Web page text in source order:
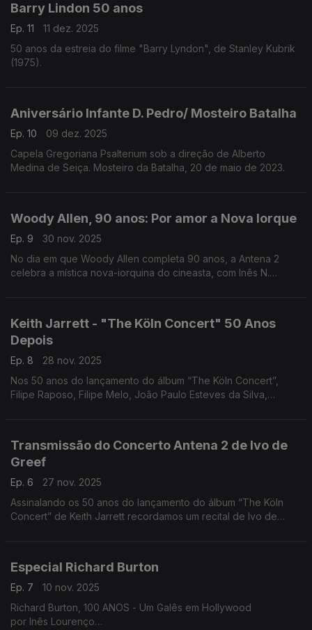
Barry Lindon 50 anos
Ep. 11
11 dez. 2025
50 anos da estreia do filme "Barry Lyndon", de Stanley Kubrik
(1975).
Aniversário Infante D. Pedro/ Mosteiro Batalha
Ep. 10
09 dez. 2025
Capela Gregoriana Psalterium sob a direção de Alberto
Medina de Seiça. Mosteiro da Batalha, 20 de maio de 2023.
Woody Allen, 90 anos: Por amor a Nova Iorque
Ep. 9
30 nov. 2025
No dia em que Woody Allen completa 90 anos, a Antena 2
celebra a mística nova-iorquina do cineasta, com Inês N.
Keith Jarrett - "The Köln Concert" 50 Anos
Depois
Ep. 8
28 nov. 2025
Nos 50 anos do lançamento do álbum “The Köln Concert”,
Filipe Raposo, Filipe Melo, João Paulo Esteves da Silva,
Transmissão do Concerto Antena 2 de Ivo de
Greef
Ep. 6
27 nov. 2025
Assinalando os 50 anos do lançamento do álbum “The Köln
Concert” de Keith Jarrett recordamos um recital de Ivo de
Especial Richard Burton
Ep. 7
10 nov. 2025
Richard Burton, 100 ANOS - Um Galês em Hollywood
por Inês Lourenço